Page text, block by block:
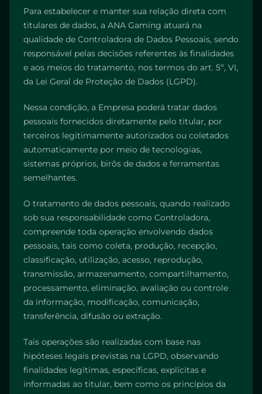
Para estabelecer e manter sua relação direta com
titulares de dados, a ANA Gaming atuará na
qualidade de Controladora de Dados Pessoais, sendo
responsável pelas decisões referentes às finalidades
e aos meios do tratamento, nos termos do art. 5º, VI,
da Lei Geral de Proteção de Dados (LGPD).
Nessa condição, a Empresa poderá tratar dados
pessoais fornecidos diretamente pelo titular, por
terceiros legitimamente autorizados ou coletados
automaticamente por meio de tecnologias,
sistemas próprios, birôs de dados e ferramentas
semelhantes.
O tratamento de dados pessoais, quando realizado
sob sua responsabilidade como Controladora,
compreende toda operação envolvendo dados
pessoais, tais como coleta, produção, recepção,
classificação, utilização, acesso, reprodução,
transmissão, armazenamento, compartilhamento,
processamento, eliminação, avaliação ou controle
da informação, modificação, comunicação,
transferência, difusão ou extração.
Tais operações são realizadas com base nas
hipóteses legais previstas na LGPD, observando
finalidades legítimas, específicas, explícitas e
informadas ao titular, bem como os princípios da